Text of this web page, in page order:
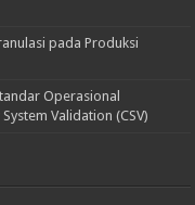
pada Produksi
Operasional
Validation (CSV)